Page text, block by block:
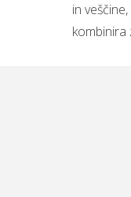
in
kombinira